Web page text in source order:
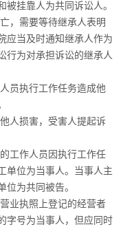
被挂靠人为共同诉讼人。
，需要等待继承人表明
应当及时通知继承人作为
行为对承担诉讼的继承人
员执行工作任务造成他
人损害，受害人提起诉
工作人员因执行工作任
单位为当事人。当事人主
位为共同被告。
业执照上登记的经营者
字号为当事人，但应同时